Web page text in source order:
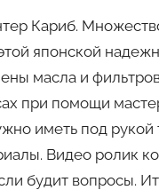
Кариб.
японской
масла и
при помощи
иметь под
Видео ролик
будит вопросы.